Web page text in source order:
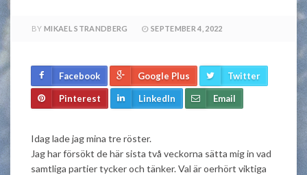
BY MIKAEL STRANDBERG SEPTEMBER 4, 2022
Facebook Google Plus Twitter
Pinterest LinkedIn Email
Idag lade jag mina tre röster.
Jag har försökt de här sista två veckorna sätta mig in vad
samtliga partier tycker och tänker. Val är oerhört viktiga